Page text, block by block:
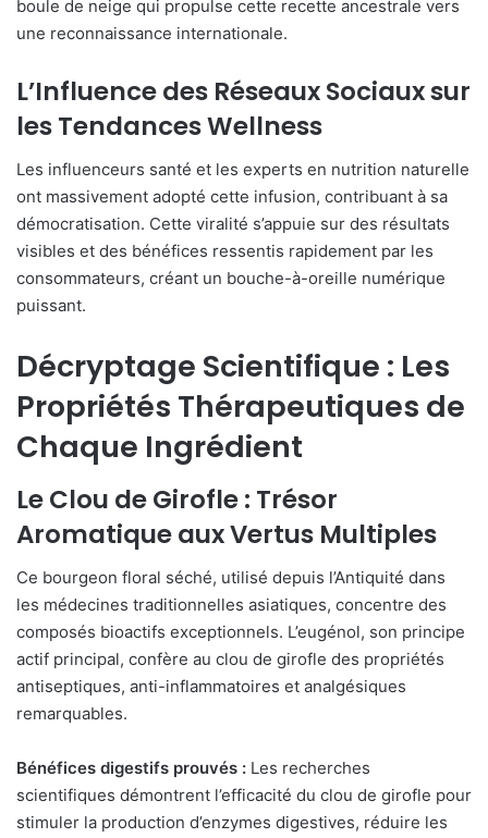
boule de neige qui propulse cette recette ancestrale vers
une reconnaissance internationale.
L’Influence des Réseaux Sociaux sur
les Tendances Wellness
Les influenceurs santé et les experts en nutrition naturelle
ont massivement adopté cette infusion, contribuant à sa
démocratisation. Cette viralité s’appuie sur des résultats
visibles et des bénéfices ressentis rapidement par les
consommateurs, créant un bouche-à-oreille numérique
puissant.
Décryptage Scientifique : Les
Propriétés Thérapeutiques de
Chaque Ingrédient
Le Clou de Girofle : Trésor
Aromatique aux Vertus Multiples
Ce bourgeon floral séché, utilisé depuis l’Antiquité dans
les médecines traditionnelles asiatiques, concentre des
composés bioactifs exceptionnels. L’eugénol, son principe
actif principal, confère au clou de girofle des propriétés
antiseptiques, anti-inflammatoires et analgésiques
remarquables.
Bénéfices digestifs prouvés : Les recherches
scientifiques démontrent l’efficacité du clou de girofle pour
stimuler la production d’enzymes digestives, réduire les